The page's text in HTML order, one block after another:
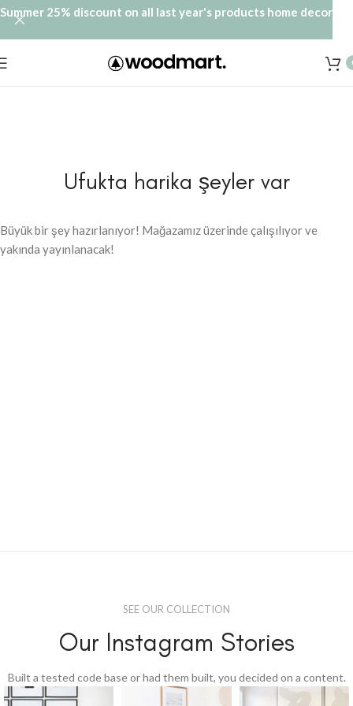
Ufukta harika şeyler var
Büyük bir şey hazırlanıyor! Mağazamız üzerinde çalışılıyor ve
yakında yayınlanacak!
SEE OUR COLLECTION
Our Instagram Stories
Built a tested code base or had them built, you decided on a content.
Summer 25% discount on all last year's products home decor